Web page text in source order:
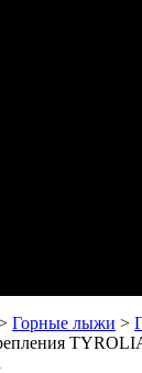
Горные лыжи >